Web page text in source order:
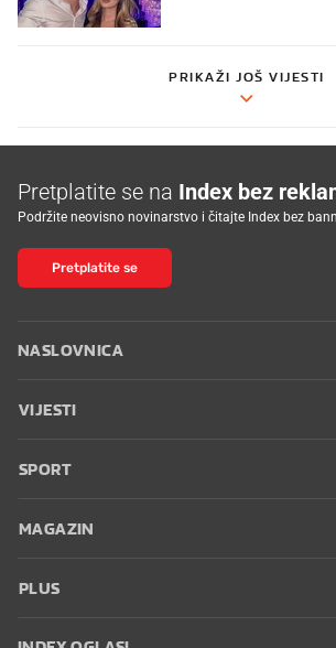
PRIKAŽI JOŠ VIJESTI
Pretplatite se na Index bez
Podržite neovisno novinarstvo i čitajte Index bez
Pretplatite se
NASLOVNICA
VIJESTI
SPORT
MAGAZIN
PLUS